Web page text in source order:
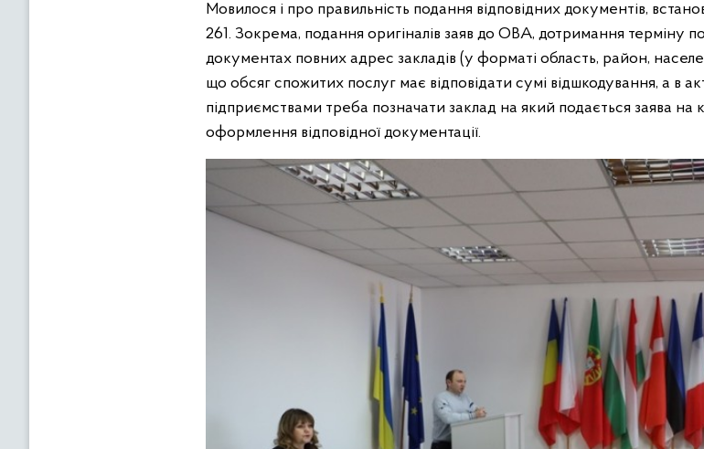
Мовилося і про правильність подання відповідних документів,
261. Зокрема, подання оригіналів заяв до ОВА, дотримання терміну
документах повних адрес закладів (у форматі область, район,
що обсяг спожитих послуг має відповідати сумі відшкодування, а в
підприємствами треба позначати заклад на який подається заява
оформлення відповідної документації.